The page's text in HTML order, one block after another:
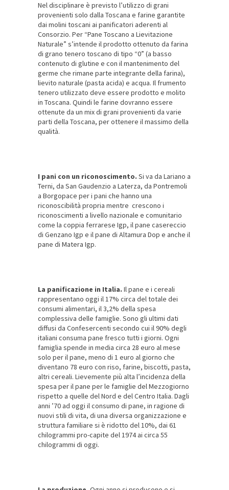
Nel disciplinare è previsto l’utilizzo di grani
provenienti solo dalla Toscana e farine garantite
dai molini toscani ai panificatori aderenti al
Consorzio. Per “Pane Toscano a Lievitazione
Naturale” s’intende il prodotto ottenuto da farina
di grano tenero toscano di tipo “0” (a basso
contenuto di glutine e con il mantenimento del
germe che rimane parte integrante della farina),
lievito naturale (pasta acida) e acqua. Il frumento
tenero utilizzato deve essere prodotto e molito
in Toscana. Quindi le farine dovranno essere
ottenute da un mix di grani provenienti da varie
parti della Toscana, per ottenere il massimo della
qualità.
I pani con un riconoscimento. Si va da Lariano a
Terni, da San Gaudenzio a Laterza, da Pontremoli
a Borgopace per i pani che hanno una
riconoscibilità propria mentre crescono i
riconoscimenti a livello nazionale e comunitario
come la coppia ferrarese Igp, il pane casereccio
di Genzano Igp e il pane di Altamura Dop e anche il
pane di Matera Igp.
La panificazione in Italia. Il pane e i cereali
rappresentano oggi il 17% circa del totale dei
consumi alimentari, il 3,2% della spesa
complessiva delle famiglie. Sono gli ultimi dati
diffusi da Confesercenti secondo cui il 90% degli
italiani consuma pane fresco tutti i giorni. Ogni
famiglia spende in media circa 28 euro al mese
solo per il pane, meno di 1 euro al giorno che
diventano 78 euro con riso, farine, biscotti, pasta,
altri cereali. Lievemente più alta l’incidenza della
spesa per il pane per le famiglie del Mezzogiorno
rispetto a quelle del Nord e del Centro Italia. Dagli
anni ’70 ad oggi il consumo di pane, in ragione di
nuovi stili di vita, di una diversa organizzazione e
struttura familiare si è ridotto del 10%, dai 61
chilogrammi pro-capite del 1974 ai circa 55
chilogrammi di oggi.